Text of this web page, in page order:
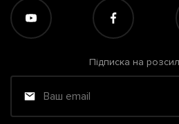
Підписка на